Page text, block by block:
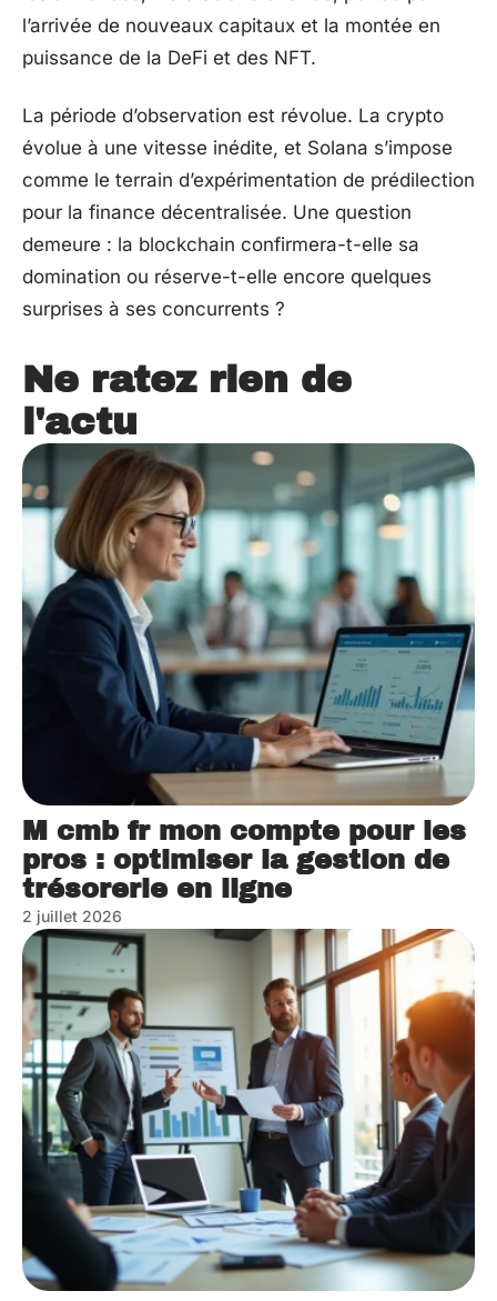
l’arrivée de nouveaux capitaux et la montée en
puissance de la DeFi et des NFT.
La période d’observation est révolue. La crypto
évolue à une vitesse inédite, et Solana s’impose
comme le terrain d’expérimentation de prédilection
pour la finance décentralisée. Une question
demeure : la blockchain confirmera-t-elle sa
domination ou réserve-t-elle encore quelques
surprises à ses concurrents ?
Ne ratez rien de
l'actu
M cmb fr mon compte pour les
pros : optimiser la gestion de
trésorerie en ligne
2 juillet 2026